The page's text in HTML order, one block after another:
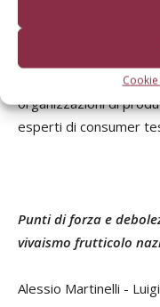
caratterizzazione e
germoplasma,
valutazione di nuove
coinvolti diversi attori
organizzazioni di
esperti di consumer
Punti di forza e
vivaismo frutticolo
Alessio Martinelli -